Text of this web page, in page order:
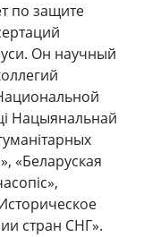
по защите
Он научный
Нацыянальнай
«Беларуская
стран СНГ».